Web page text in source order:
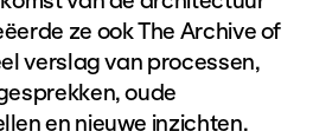
ze ook The Archive of
verslag van processen,
oude
en nieuwe inzichten.